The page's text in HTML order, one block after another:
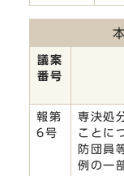
議案
番号
報第
6号
専決処
ことに
防団員
例の一